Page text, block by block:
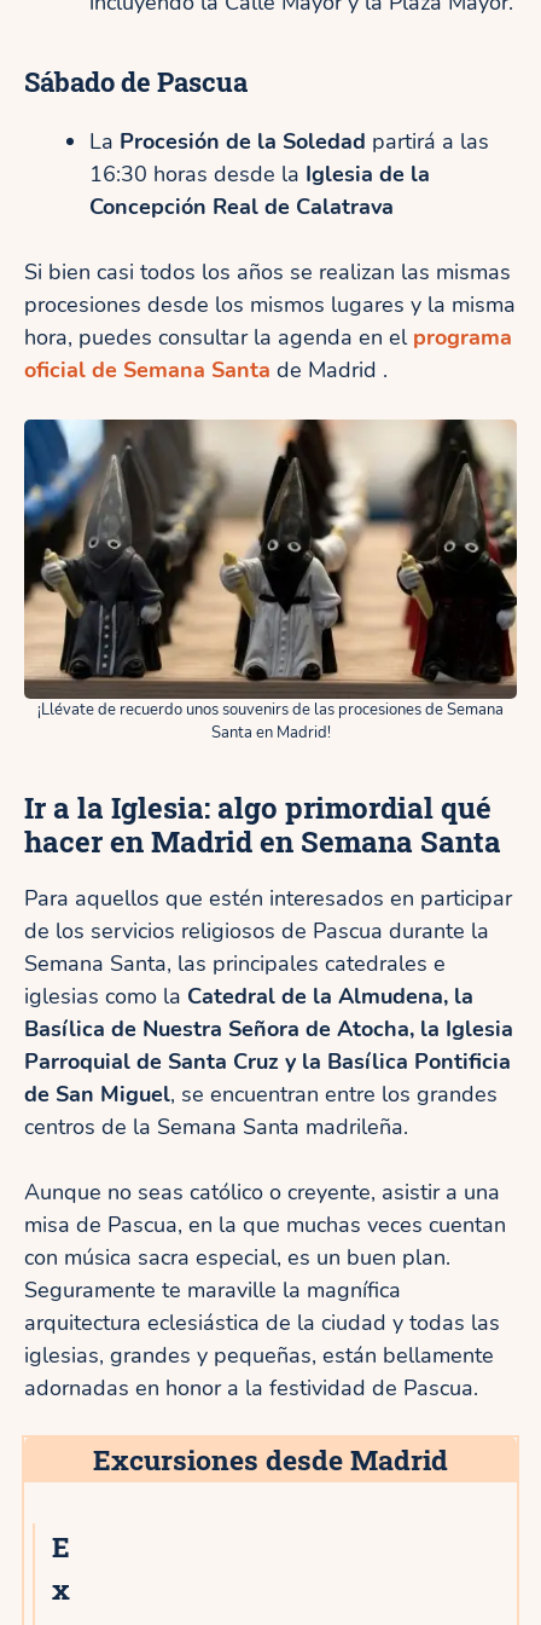
Sábado de Pascua
La Procesión de la Soledad partirá a las
16:30 horas desde la Iglesia de la
Concepción Real de Calatrava
Si bien casi todos los años se realizan las mismas
procesiones desde los mismos lugares y la misma
hora, puedes consultar la agenda en el programa
oficial de Semana Santa de Madrid .
¡Llévate de recuerdo unos souvenirs de las procesiones de Semana
Santa en Madrid!
Ir a la Iglesia: algo primordial qué
hacer en Madrid en Semana Santa
Para aquellos que estén interesados en participar
de los servicios religiosos de Pascua durante la
Semana Santa, las principales catedrales e
iglesias como la Catedral de la Almudena, la
Basílica de Nuestra Señora de Atocha, la Iglesia
Parroquial de Santa Cruz y la Basílica Pontificia
de San Miguel, se encuentran entre los grandes
centros de la Semana Santa madrileña.
Aunque no seas católico o creyente, asistir a una
misa de Pascua, en la que muchas veces cuentan
con música sacra especial, es un buen plan.
Seguramente te maraville la magnífica
arquitectura eclesiástica de la ciudad y todas las
iglesias, grandes y pequeñas, están bellamente
adornadas en honor a la festividad de Pascua.
Excursiones desde Madrid
E
x